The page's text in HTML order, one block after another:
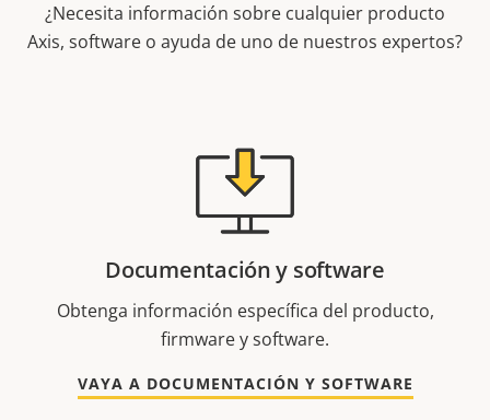
¿Necesita información sobre cualquier producto
Axis, software o ayuda de uno de nuestros expertos?
Documentación y software
Obtenga información específica del producto,
firmware y software.
VAYA A DOCUMENTACIÓN Y SOFTWARE